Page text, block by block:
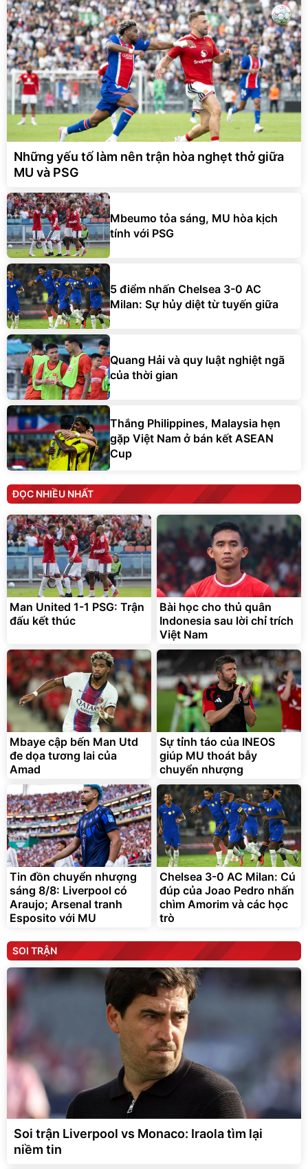
Những yếu tố làm nên trận hòa nghẹt thở giữa
MU và PSG
Mbeumo tỏa sáng, MU hòa kịch
tính với PSG
5 điểm nhấn Chelsea 3-0 AC
Milan: Sự hủy diệt từ tuyến giữa
Quang Hải và quy luật nghiệt ngã
của thời gian
Thắng Philippines, Malaysia hẹn
gặp Việt Nam ở bán kết ASEAN
Cup
ĐỌC NHIỀU NHẤT
Man United 1-1 PSG: Trận
đấu kết thúc
Bài học cho thủ quân
Indonesia sau lời chỉ trích
Việt Nam
Mbaye cập bến Man Utd
đe dọa tương lai của
Amad
Sự tỉnh táo của INEOS
giúp MU thoát bẫy
chuyển nhượng
Tin đồn chuyển nhượng
sáng 8/8: Liverpool có
Araujo; Arsenal tranh
Esposito với MU
Chelsea 3-0 AC Milan: Cú
đúp của Joao Pedro nhấn
chìm Amorim và các học
trò
SOI TRẬN
Soi trận Liverpool vs Monaco: Iraola tìm lại
niềm tin